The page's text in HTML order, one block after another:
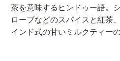
茶を意味するヒンドゥー語。
ローブなどのスパイスと紅茶
インド式の甘いミルクティー